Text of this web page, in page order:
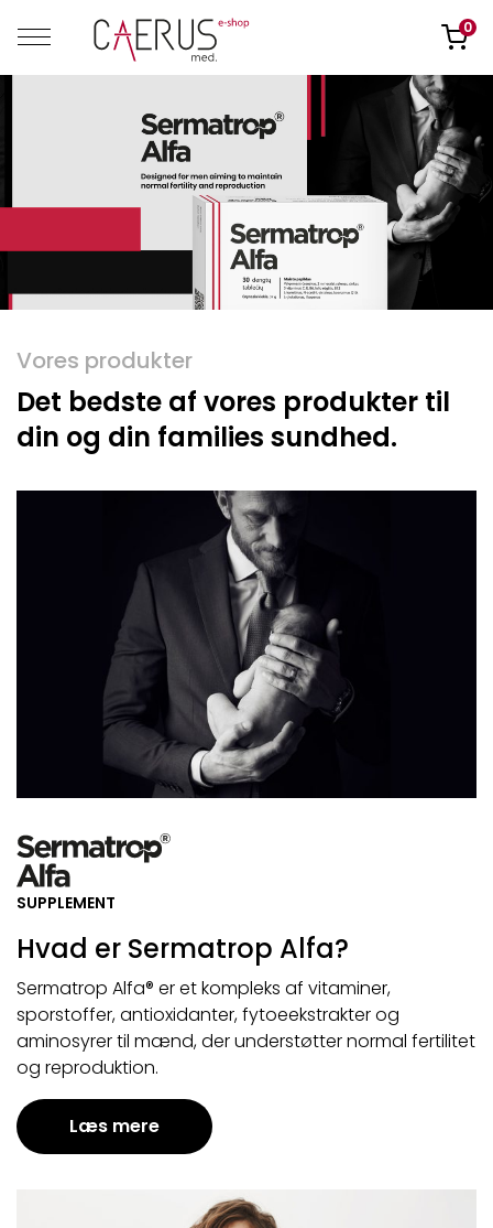
0
Vores produkter
Det bedste af vores produkter til
din og din families sundhed.
SUPPLEMENT
Hvad er Sermatrop Alfa?
Sermatrop Alfa® er et kompleks af vitaminer,
sporstoffer, antioxidanter, fytoeekstrakter og
aminosyrer til mænd, der understøtter normal fertilitet
og reproduktion.
Læs mere